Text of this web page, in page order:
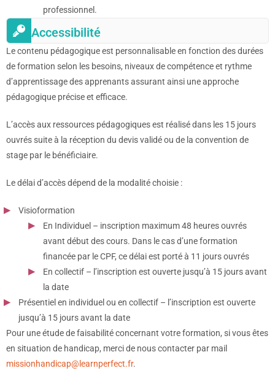
professionnel.
Accessibilité
Le contenu pédagogique est personnalisable en fonction des durées
de formation selon les besoins, niveaux de compétence et rythme
d’apprentissage des apprenants assurant ainsi une approche
pédagogique précise et efficace.
L’accès aux ressources pédagogiques est réalisé dans les 15 jours
ouvrés suite à la réception du devis validé ou de la convention de
stage par le bénéficiaire.
Le délai d’accès dépend de la modalité choisie :
Visioformation
En Individuel – inscription maximum 48 heures ouvrés
avant début des cours. Dans le cas d’une formation
financée par le CPF, ce délai est porté à 11 jours ouvrés
En collectif – l’inscription est ouverte jusqu’à 15 jours avant
la date
Présentiel en individuel ou en collectif – l’inscription est ouverte
jusqu’à 15 jours avant la date
Pour une étude de faisabilité concernant votre formation, si vous êtes
en situation de handicap, merci de nous contacter par mail
missionhandicap@learnperfect.fr.